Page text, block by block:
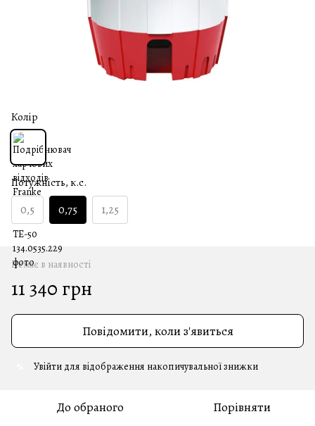
Колір
Потужність, к.с.
0,5 0,75 1,25
Немає в наявності
11 340 грн
Повідомити, коли з'явиться
Увійти для відображення накопичувальної знижки
До обраного Порівняти